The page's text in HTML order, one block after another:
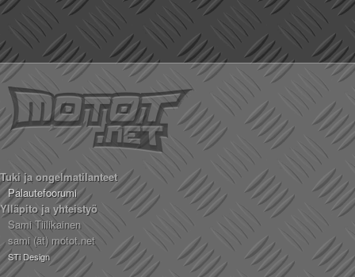
Tuki ja ongelmatilanteet
Palautefoorumi
Ylläpito ja yhteistyö
Sami Tiilikainen
sami (ät) motot.net
STi Design